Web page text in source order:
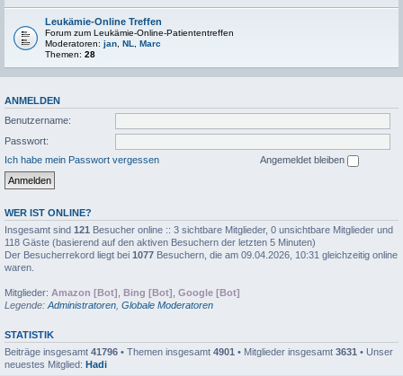
Leukämie-Online Treffen
Forum zum Leukämie-Online-Patiententreffen
Moderatoren: jan NL
Marc
Themen: 28
ANMELDEN
Benutzername:
Passwort:
Ich habe mein Passwort vergessen
Angemeldet bleiben
WER IST ONLINE?
Insgesamt sind 121 Besucher online :: 3 sichtbare Mitglieder, 0 unsichtbare Mitglieder und
118 Gäste (basierend auf den aktiven Besuchern der letzten 5 Minuten)
Der Besucherrekord liegt bei 1077 Besuchern, die am 09.04.2026, 10:31 gleichzeitig online
waren.
Mitglieder: Amazon [Bot] Bing [Bot] Google [Bot]
Legende: Administratoren Globale Moderatoren
STATISTIK
Beiträge insgesamt 41796 • Themen insgesamt 4901 • Mitglieder insgesamt 3631 • Unser
neuestes Mitglied: Hadi